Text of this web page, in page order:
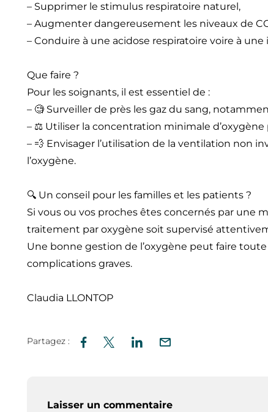
– Supprimer le stimulus respiratoire naturel,
– Augmenter dangereusement les niveaux de
– Conduire à une acidose respiratoire voire à
Que faire ?
Pour les soignants, il est essentiel de :
– 🧐 Surveiller de près les gaz du sang,
– ⚖️ Utiliser la concentration minimale
– 💨 Envisager l’utilisation de la ventilation non
l’oxygène.
🔍 Un conseil pour les familles et les patients ?
Si vous ou vos proches êtes concernés par une
traitement par oxygène soit supervisé
Une bonne gestion de l’oxygène peut faire
complications graves.
Claudia LLONTOP
Partagez :
Laisser un commentaire